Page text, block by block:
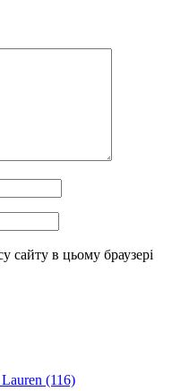
сайту в цьому браузері